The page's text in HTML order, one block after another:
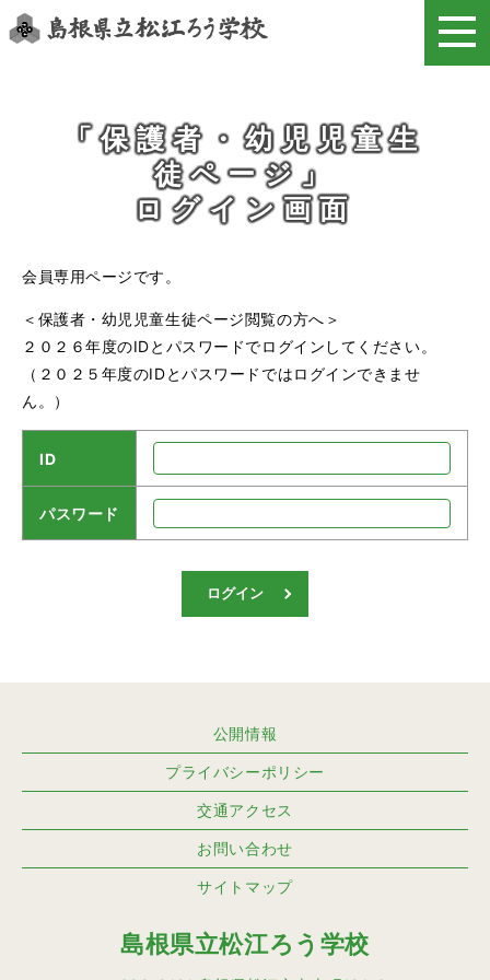
このページの本文へ
「保護者・幼児児童生
徒ページ」
ログイン画面
会員専用ページです。
＜保護者・幼児児童生徒ページ閲覧の方へ＞
２０２６年度のIDとパスワードでログインしてください。
（２０２５年度のIDとパスワードではログインできませ
ん。）
ID
パスワード
ログイン
公開情報
プライバシーポリシー
交通アクセス
お問い合わせ
サイトマップ
島根県立松江ろう学校